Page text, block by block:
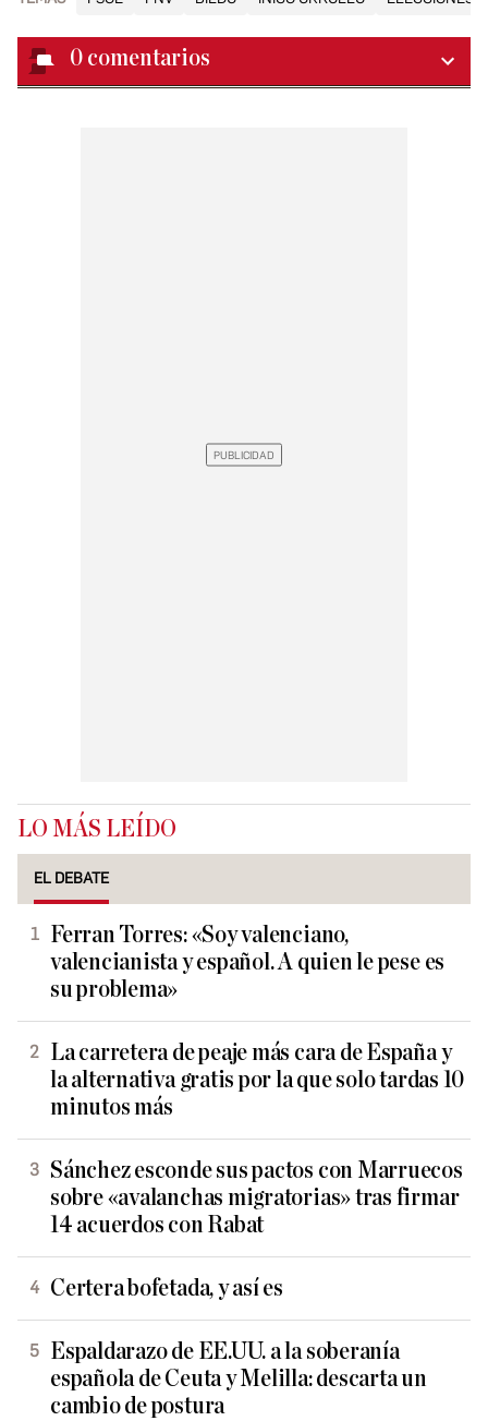
0 comentarios
LO MÁS LEÍDO
EL DEBATE
Ferran Torres: «Soy valenciano,
valencianista y español. A quien le pese es
su problema»
La carretera de peaje más cara de España y
la alternativa gratis por la que solo tardas 10
minutos más
Sánchez esconde sus pactos con Marruecos
sobre «avalanchas migratorias» tras firmar
14 acuerdos con Rabat
Certera bofetada, y así es
Espaldarazo de EE.UU. a la soberanía
española de Ceuta y Melilla: descarta un
cambio de postura